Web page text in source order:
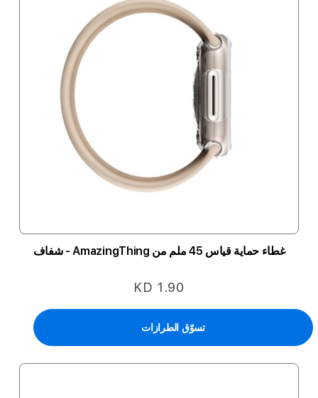
غطاء حماية قياس 45 ملم من AmazingThing - شفاف
KD 1.90
تسوّق الطرازات